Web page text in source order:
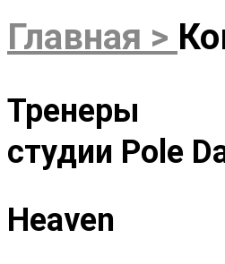
Главная >
Тренеры
студии Pole
Heaven